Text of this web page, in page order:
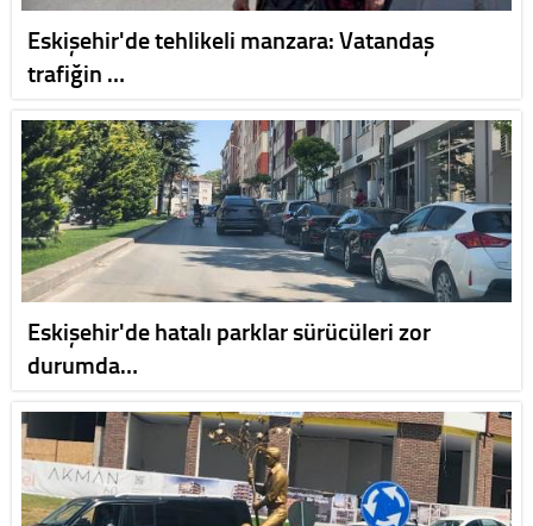
Eskişehir'de tehlikeli manzara: Vatandaş
trafiğin …
Eskişehir'de hatalı parklar sürücüleri zor
durumda…